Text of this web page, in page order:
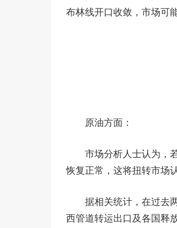
布林线开口收敛，市场可
原油方面：
市场分析人士认为，
恢复正常，这将扭转市场
据相关统计，在过去
西管道转运出口及各国释